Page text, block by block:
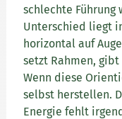
schlechte Führung
Unterschied liegt
horizontal auf
setzt Rahmen,
Wenn diese
selbst herstellen.
Energie fehlt